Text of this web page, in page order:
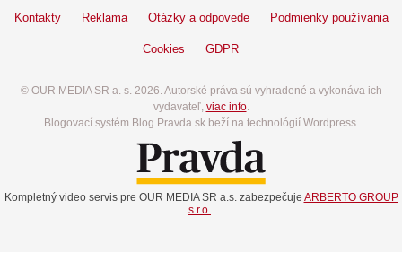
Kontakty Reklama Otázky a odpovede Podmienky používania
Cookies GDPR
© OUR MEDIA SR a. s. 2026. Autorské práva sú vyhradené a vykonáva ich
vydavateľ, viac info.
Blogovací systém Blog.Pravda.sk beží na technológií Wordpress.
Kompletný video servis pre OUR MEDIA SR a.s. zabezpečuje ARBERTO GROUP
s.r.o.